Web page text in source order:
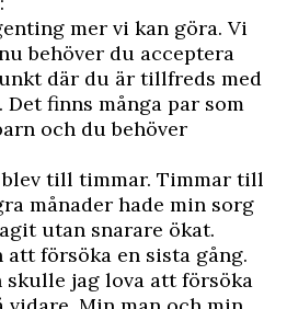
mer vi kan göra. Vi
behöver du acceptera
där du är tillfreds med
finns många par som
och du behöver
till timmar. Timmar till
månader hade min sorg
utan snarare ökat.
att försöka en sista gång.
skulle jag lova att försöka